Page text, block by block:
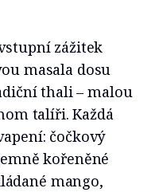
zážitek
masala dosu
thali – malou
talíři. Každá
čočkový
kořeněné
mango,